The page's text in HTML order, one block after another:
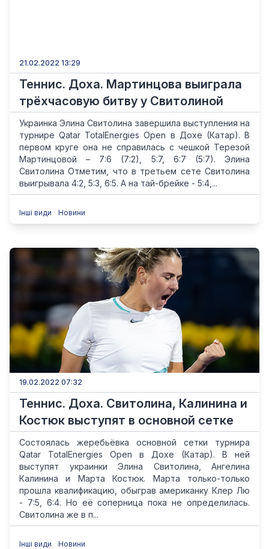
21.02.2022 13:29
Теннис. Доха. Мартинцова выиграла
трёхчасовую битву у Свитолиной
Украинка Элина Свитолина завершила выступления на
турнире Qatar TotalEnergies Open в Дохе (Катар). В
первом круге она не справилась с чешкой Терезой
Мартинцовой – 7:6 (7:2), 5:7, 6:7 (5:7). Элина
Свитолина Отметим, что в третьем сете Свитолина
выигрывала 4:2, 5:3, 6:5. А на тай-брейке - 5:4,...
Інші види Новини
19.02.2022 07:32
Теннис. Доха. Свитолина, Калинина и
Костюк выступят в основной сетке
Состоялась жеребьёвка основной сетки турнира
Qatar TotalEnergies Open в Дохе (Катар). В ней
выступят украинки Элина Свитолина, Ангелина
Калинина и Марта Костюк. Марта только-только
прошла квалификацию, обыграв американку Клер Лю
- 7:5, 6:4. Но её соперница пока не определилась.
Свитолина же в п...
Інші види Новини